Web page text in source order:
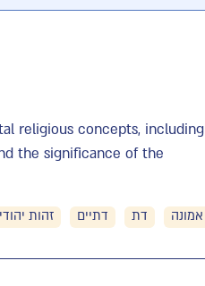
religious concepts, including
the significance of the
אמונה דת דתיים זהות